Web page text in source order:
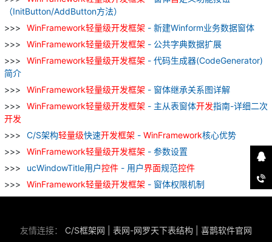
（InitButton/AddButton方法）
WinFramework轻量级开发框架 - 新建Winform业务数据窗体
WinFramework轻量级开发框架 - 公共字典数据扩展
WinFramework轻量级开发框架 - 代码生成器(CodeGenerator)
简介
WinFramework轻量级开发框架 - 窗体继承关系图详解
WinFramework轻量级开发框架 - 主从表窗体开发指南-详细二次
开发
C/S架构轻量级快速开发框架 - WinFramework核心优势
WinFramework轻量级开发框架 - 参数设置
ucWindowTitle用户控件 - 用户界面规范控件
WinFramework轻量级开发框架 - 窗体权限机制
友情连接： C/S框架网 表网-网罗天下表结构 喜鹊软件官网